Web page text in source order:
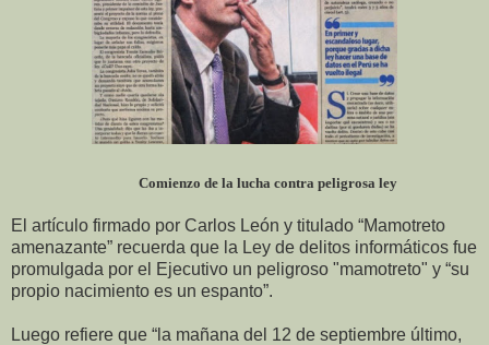
Comienzo de la lucha contra peligrosa ley
El artículo firmado por Carlos León y titulado “Mamotreto
amenazante” recuerda que la Ley de delitos informáticos fue
promulgada por el Ejecutivo un peligroso "mamotreto" y “su
propio nacimiento es un espanto”.
Luego refiere que “la mañana del 12 de septiembre último,